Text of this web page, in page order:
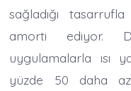
sağladığı
amorti ediyor.
uygulamalarla ısı
yüzde 50 daha